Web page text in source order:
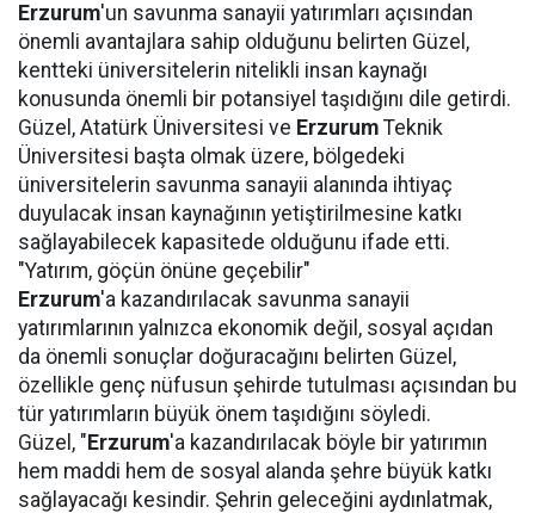
Erzurum'un savunma sanayii yatırımları açısından
önemli avantajlara sahip olduğunu belirten Güzel,
kentteki üniversitelerin nitelikli insan kaynağı
konusunda önemli bir potansiyel taşıdığını dile getirdi.
Güzel, Atatürk Üniversitesi ve Erzurum Teknik
Üniversitesi başta olmak üzere, bölgedeki
üniversitelerin savunma sanayii alanında ihtiyaç
duyulacak insan kaynağının yetiştirilmesine katkı
sağlayabilecek kapasitede olduğunu ifade etti.
"Yatırım, göçün önüne geçebilir"
Erzurum'a kazandırılacak savunma sanayii
yatırımlarının yalnızca ekonomik değil, sosyal açıdan
da önemli sonuçlar doğuracağını belirten Güzel,
özellikle genç nüfusun şehirde tutulması açısından bu
tür yatırımların büyük önem taşıdığını söyledi.
Güzel, " Erzurum'a kazandırılacak böyle bir yatırımın
hem maddi hem de sosyal alanda şehre büyük katkı
sağlayacağı kesindir. Şehrin geleceğini aydınlatmak,